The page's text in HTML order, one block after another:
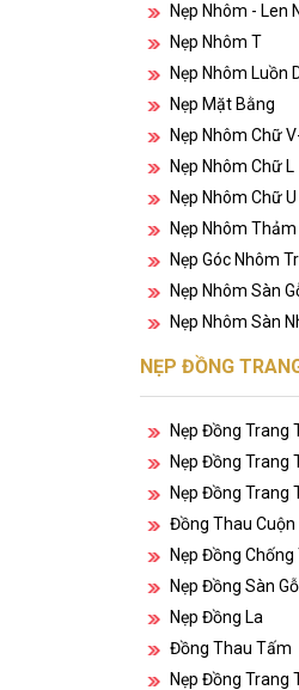
Nẹp Nhôm - Len
Nẹp Nhôm T
Nẹp Nhôm Luồn
Nẹp Mặt Bằng
Nẹp Nhôm Chữ
Nẹp Nhôm Chữ L
Nẹp Nhôm Chữ U
Nẹp Nhôm Thảm
Nẹp Góc Nhôm
Nẹp Nhôm Sàn
Nẹp Nhôm Sàn
NẸP ĐỒNG
Nẹp Đồng Trang
Nẹp Đồng Trang
Nẹp Đồng Trang
Đồng Thau Cuộn
Nẹp Đồng
Nẹp Đồng Sàn Gỗ
Nẹp Đồng La
Đồng Thau Tấm
Nẹp Đồng Trang